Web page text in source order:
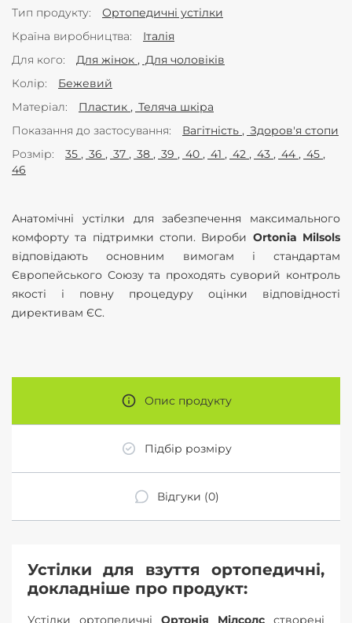
Тип продукту
Ортопедичні устілки
Країна виробництва
Італія
Для кого
Для жінок
Для чоловіків
Колір
Бежевий
Матеріал
Пластик
Теляча шкіра
Показання до застосування
Вагітність
Здоров'я стопи
Розмір
35 36 37 38 39 40 41 42 43 44
45
46
Анатомічні устілки для забезпечення максимального
комфорту та підтримки стопи. Вироби Ortonia Milsols
відповідають основним вимогам і стандартам
Європейського Союзу та проходять суворий контроль
якості і повну процедуру оцінки відповідності
директивам ЄС.
Опис продукту
Підбір розміру
Відгуки (0)
Устілки для взуття ортопедичні,
докладніше про продукт:
Устілки ортопедичні Ортонія Мілсолс створені